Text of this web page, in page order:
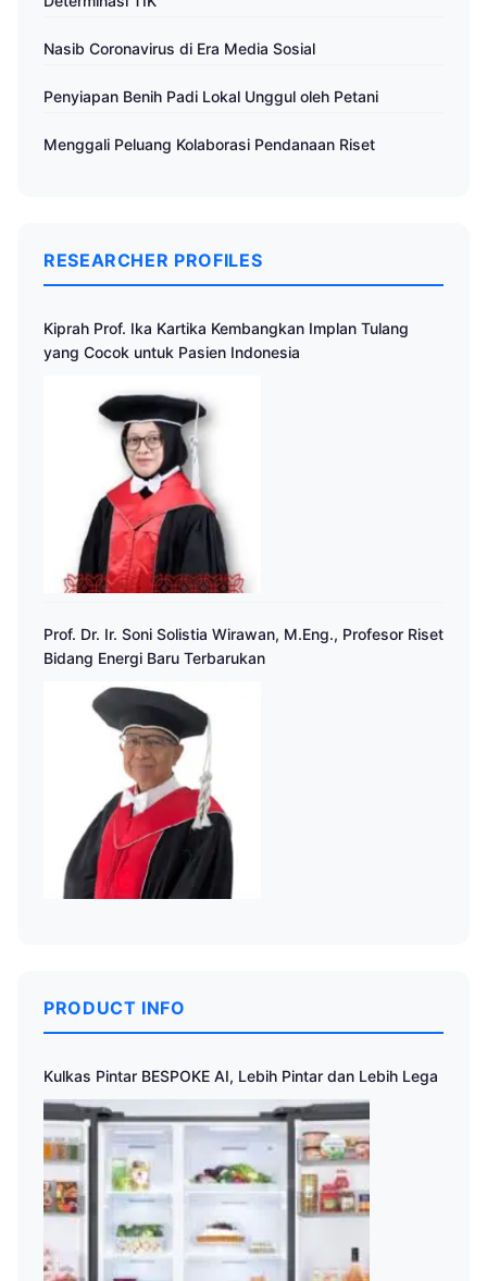
Nasib Coronavirus di Era Media Sosial
Penyiapan Benih Padi Lokal Unggul oleh Petani
Menggali Peluang Kolaborasi Pendanaan Riset
RESEARCHER PROFILES
Kiprah Prof. Ika Kartika Kembangkan Implan Tulang
yang Cocok untuk Pasien Indonesia
Prof. Dr. Ir. Soni Solistia Wirawan, M.Eng., Profesor Riset
Bidang Energi Baru Terbarukan
PRODUCT INFO
Kulkas Pintar BESPOKE AI, Lebih Pintar dan Lebih Lega